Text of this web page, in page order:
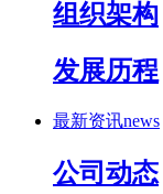
组织架构
发展历程
最新资讯news
公司动态